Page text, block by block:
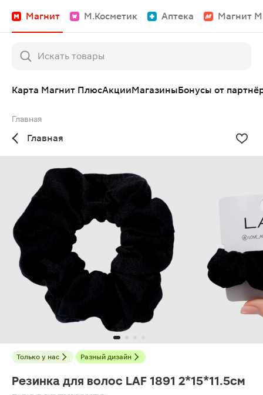
Магнит М.Косметик Аптека Магнит
Карта Магнит ПлюсАкцииМагазиныБонусы от
Главная
Главная
Только у нас Разный дизайн
Резинка для волос LAF 1891 2*15*11.5см